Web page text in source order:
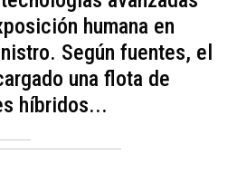
humana en
Según fuentes, el
una flota de
híbridos...